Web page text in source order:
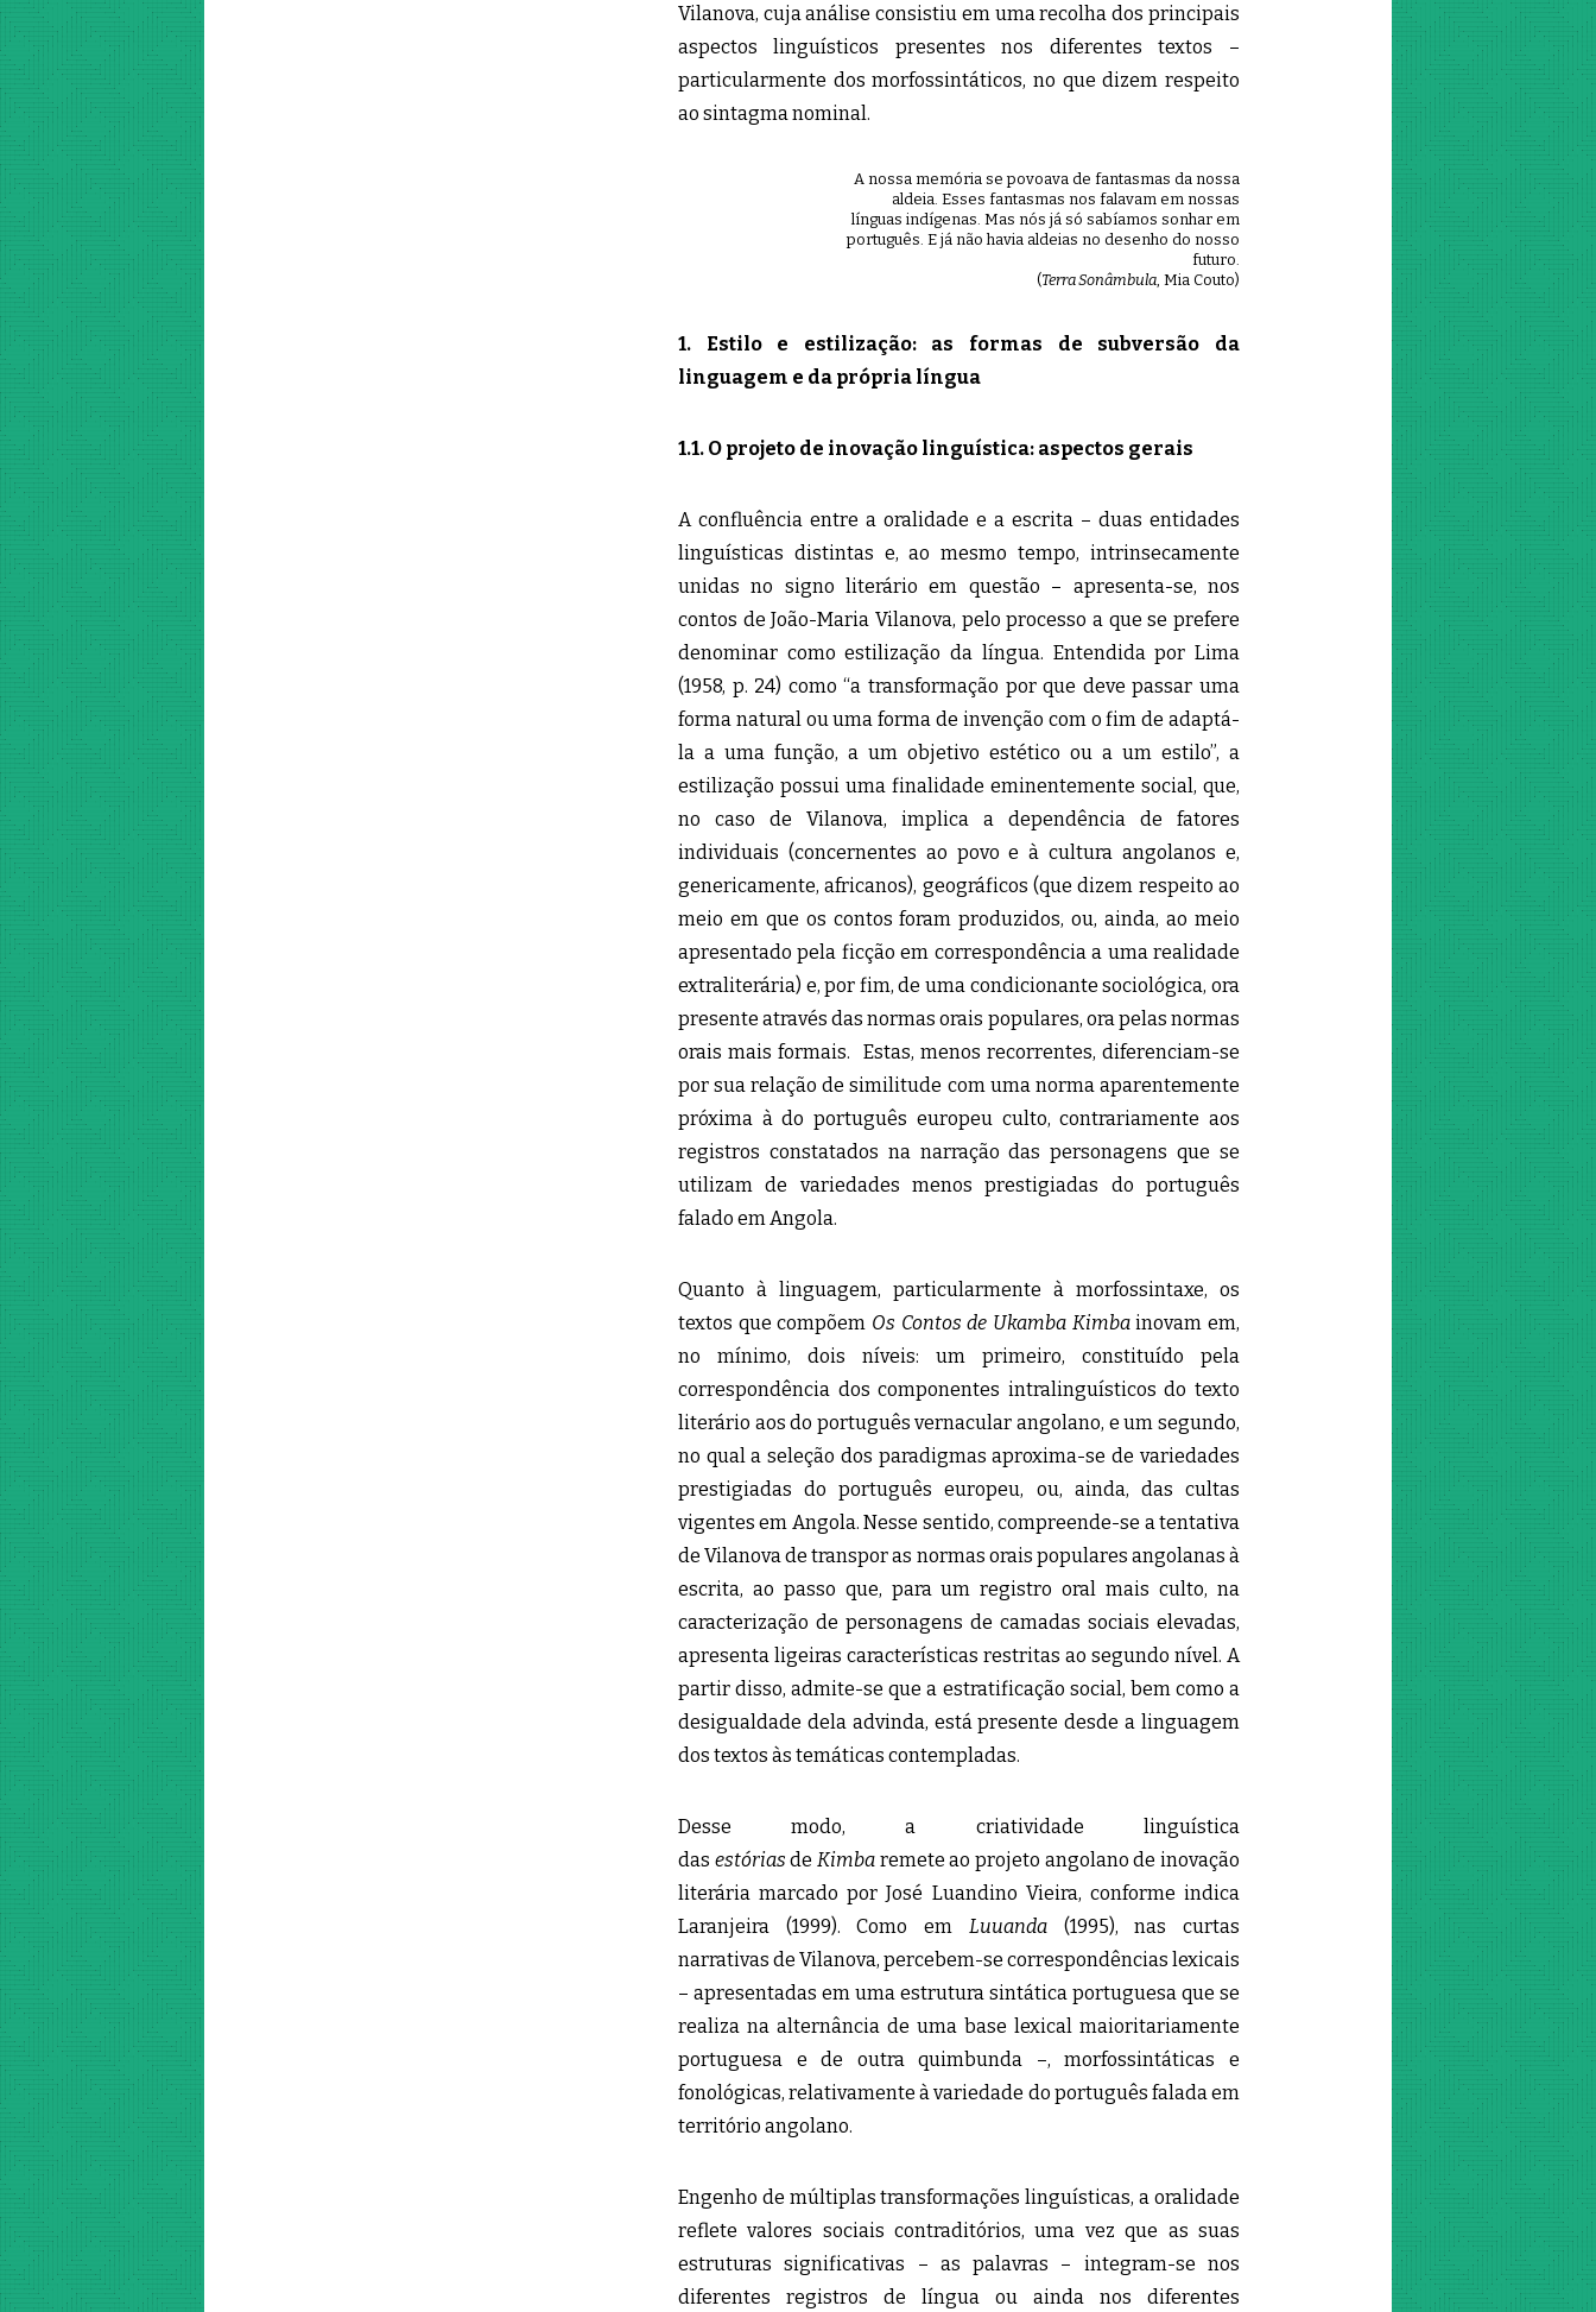
Vilanova, cuja análise consistiu em uma recolha dos principais
aspectos linguísticos presentes nos diferentes textos –
particularmente dos morfossintáticos, no que dizem respeito
ao sintagma nominal.
A nossa memória se povoava de fantasmas da nossa
aldeia. Esses fantasmas nos falavam em nossas
línguas indígenas. Mas nós já só sabíamos sonhar em
português. E já não havia aldeias no desenho do nosso
futuro.
(Terra Sonâmbula, Mia Couto)
1. Estilo e estilização: as formas de subversão da
linguagem e da própria língua
1.1. O projeto de inovação linguística: aspectos gerais
A confluência entre a oralidade e a escrita – duas entidades
linguísticas distintas e, ao mesmo tempo, intrinsecamente
unidas no signo literário em questão – apresenta-se, nos
contos de João-Maria Vilanova, pelo processo a que se prefere
denominar como estilização da língua. Entendida por Lima
(1958, p. 24) como “a transformação por que deve passar uma
forma natural ou uma forma de invenção com o fim de adaptá-
la a uma função, a um objetivo estético ou a um estilo”, a
estilização possui uma finalidade eminentemente social, que,
no caso de Vilanova, implica a dependência de fatores
individuais (concernentes ao povo e à cultura angolanos e,
genericamente, africanos), geográficos (que dizem respeito ao
meio em que os contos foram produzidos, ou, ainda, ao meio
apresentado pela ficção em correspondência a uma realidade
extraliterária) e, por fim, de uma condicionante sociológica, ora
presente através das normas orais populares, ora pelas normas
orais mais formais. Estas, menos recorrentes, diferenciam-se
por sua relação de similitude com uma norma aparentemente
próxima à do português europeu culto, contrariamente aos
registros constatados na narração das personagens que se
utilizam de variedades menos prestigiadas do português
falado em Angola.
Quanto à linguagem, particularmente à morfossintaxe, os
textos que compõem Os Contos de Ukamba Kimbainovam em,
no mínimo, dois níveis: um primeiro, constituído pela
correspondência dos componentes intralinguísticos do texto
literário aos do português vernacular angolano, e um segundo,
no qual a seleção dos paradigmas aproxima-se de variedades
prestigiadas do português europeu, ou, ainda, das cultas
vigentes em Angola. Nesse sentido, compreende-se a tentativa
de Vilanova de transpor as normas orais populares angolanas à
escrita, ao passo que, para um registro oral mais culto, na
caracterização de personagens de camadas sociais elevadas,
apresenta ligeiras características restritas ao segundo nível. A
partir disso, admite-se que a estratificação social, bem como a
desigualdade dela advinda, está presente desde a linguagem
dos textos às temáticas contempladas.
Desse modo, a criatividade linguística
das estórias de Kimba remete ao projeto angolano de inovação
literária marcado por José Luandino Vieira, conforme indica
Laranjeira (1999). Como em Luuanda(1995), nas curtas
narrativas de Vilanova, percebem-se correspondências lexicais
– apresentadas em uma estrutura sintática portuguesa que se
realiza na alternância de uma base lexical maioritariamente
portuguesa e de outra quimbunda –, morfossintáticas e
fonológicas, relativamente à variedade do português falada em
território angolano.
Engenho de múltiplas transformações linguísticas, a oralidade
reflete valores sociais contraditórios, uma vez que as suas
estruturas significativas – as palavras – integram-se nos
diferentes registros de língua ou ainda nos diferentes